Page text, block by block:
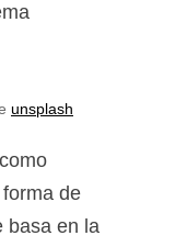
unsplash
de
basa en la